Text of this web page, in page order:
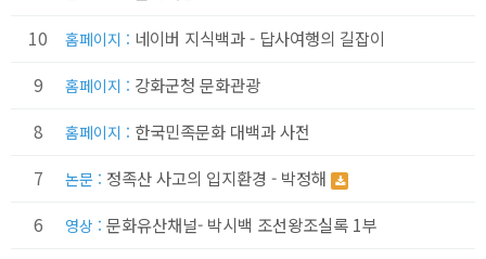
10
홈페이지 : 네이버 지식백과 - 답사여행의 길잡이
9
홈페이지 : 강화군청 문화관광
8
홈페이지 : 한국민족문화 대백과 사전
7
논문 : 정족산 사고의 입지환경 - 박정해
6
영상 : 문화유산채널- 박시백 조선왕조실록 1부